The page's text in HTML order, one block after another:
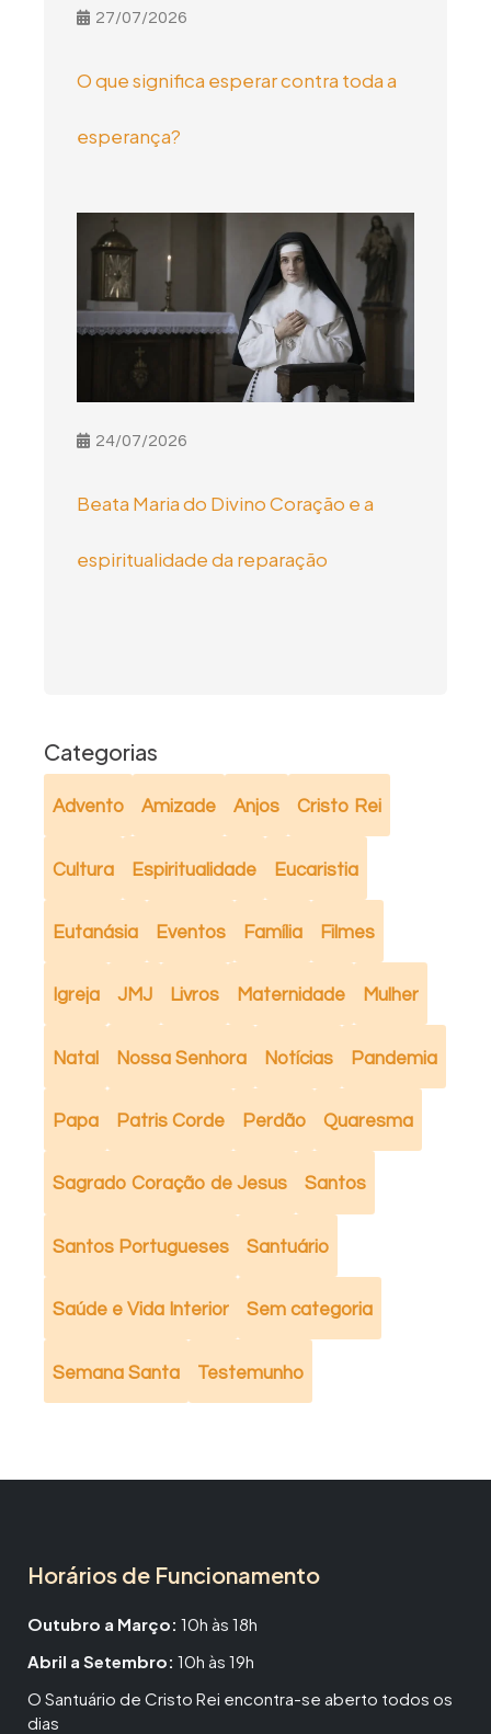
27/07/2026
O que significa esperar contra toda a
esperança?
24/07/2026
Beata Maria do Divino Coração e a
espiritualidade da reparação
Categorias
Advento Amizade Anjos Cristo Rei
Cultura Espiritualidade Eucaristia
Eutanásia Eventos Família Filmes
Igreja JMJ Livros Maternidade Mulher
Natal Nossa Senhora Notícias Pandemia
Papa Patris Corde Perdão Quaresma
Sagrado Coração de Jesus Santos
Santos Portugueses Santuário
Saúde e Vida Interior Sem categoria
Semana Santa Testemunho
Horários de Funcionamento
Outubro a Março: 10h às 18h
Abril a Setembro: 10h às 19h
O Santuário de Cristo Rei encontra-se aberto todos os
dias